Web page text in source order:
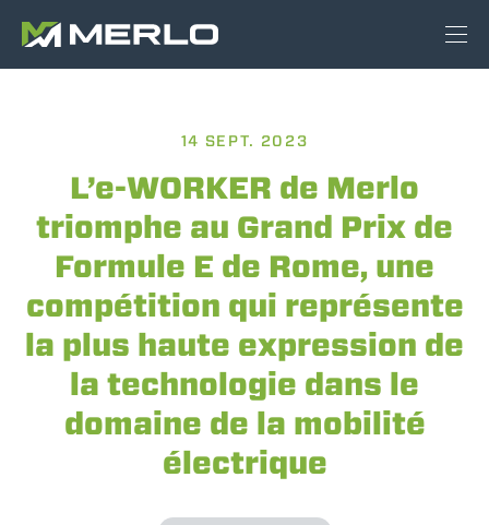
14 SEPT. 2023
L’e-WORKER de Merlo
triomphe au Grand Prix de
Formule E de Rome, une
compétition qui représente
la plus haute expression de
la technologie dans le
domaine de la mobilité
électrique